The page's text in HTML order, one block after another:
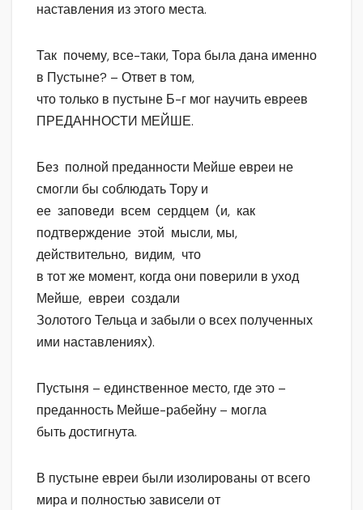
наставления из этого места.
Так почему, все-таки, Тора была дана именно
в Пустыне? – Ответ в том,
что только в пустыне Б-г мог научить евреев
ПРЕДАННОСТИ МЕЙШЕ.
Без полной преданности Мейше евреи не
смогли бы соблюдать Тору и
ее заповеди всем сердцем (и, как
подтверждение этой мысли, мы,
действительно, видим, что
в тот же момент, когда они поверили в уход
Мейше, евреи создали
Золотого Тельца и забыли о всех полученных
ими наставлениях).
Пустыня – единственное место, где это –
преданность Мейше-рабейну – могла
быть достигнута.
В пустыне евреи были изолированы от всего
мира и полностью зависели от